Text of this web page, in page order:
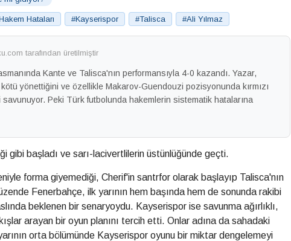
Hataları #Kayserispor #Talisca #Ali Yılmaz
tarafından üretilmiştir
Kante ve Talisca'nın performansıyla 4-0 kazandı. Yazar,
kötü yönettiğini ve özellikle Makarov-Guendouzi pozisyonunda kırmızı
Peki Türk futbolunda hakemlerin sistematik hatalarına
gibi başladı ve sarı-lacivertlilerin üstünlüğünde geçti.
forma giyemediği, Cherif'in santrfor olarak başlayıp Talisca'nın
Fenerbahçe, ilk yarının hem başında hem de sonunda rakibi
beklenen bir senaryoydu. Kayserispor ise savunma ağırlıklı,
arayan bir oyun planını tercih etti. Onlar adına da sahadaki
orta bölümünde Kayserispor oyunu bir miktar dengelemeyi